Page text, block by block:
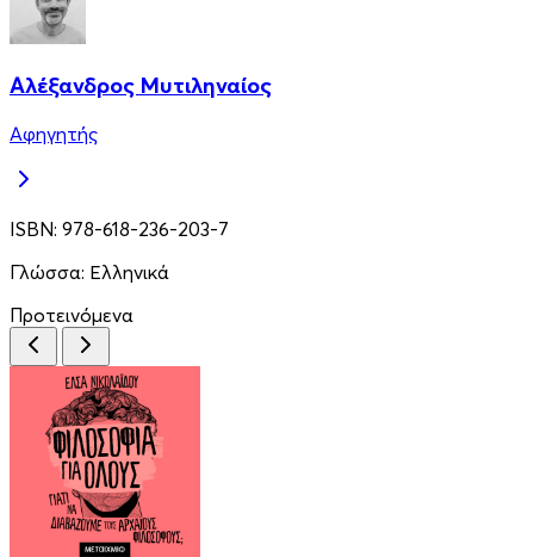
Αλέξανδρος Μυτιληναίος
Αφηγητής
ISBN: 978-618-236-203-7
Γλώσσα: Ελληνικά
Προτεινόμενα